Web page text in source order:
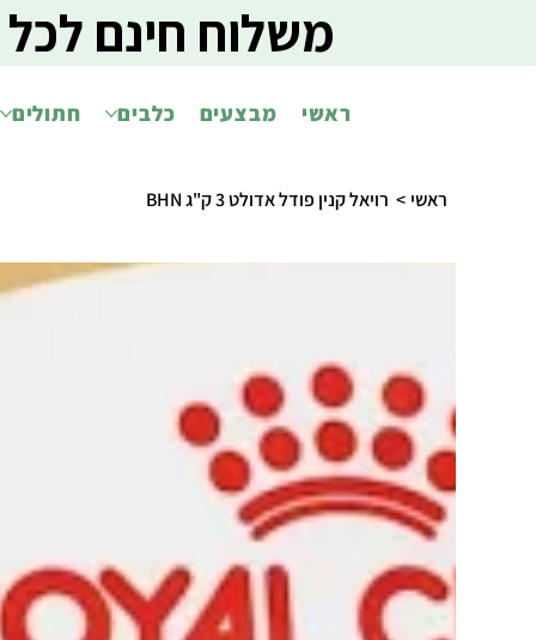
ראשי מבצעים כלבים חתולים
משלוח חינם
ראשי > רויאל קנין פודל אדולט 3 ק"ג BHN